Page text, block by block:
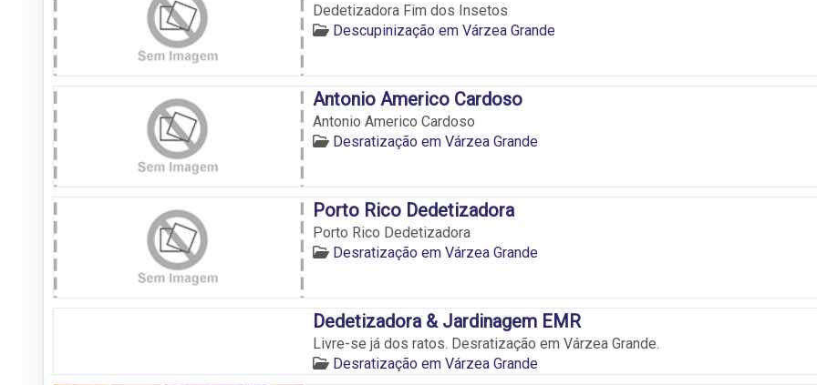
Dedetizadora Fim dos Insetos
Descupinização em Várzea Grande
Antonio Americo Cardoso
Antonio Americo Cardoso
Desratização em Várzea Grande
Porto Rico Dedetizadora
Porto Rico Dedetizadora
Desratização em Várzea Grande
Dedetizadora & Jardinagem EMR
Livre-se já dos ratos. Desratização em Várzea Grande.
Desratização em Várzea Grande